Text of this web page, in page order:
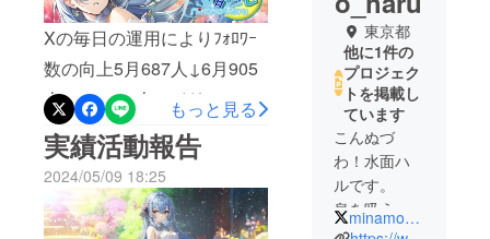
Xの毎日の運用によりﾌｫﾛﾜｰ
数の向上5月687人↓6月905
人 （+218人）イリアム毎
日配信によりﾌｫﾛﾜｰ数の向上
5月508人↓6月532人
（+24人）TiK ToKの毎日投
稿によりﾌｫﾛﾜｰ数の向上5月
もっと見る
実績活動報告
2024/05/09 18:25
東京都
他に1件の
プロジェク
トを掲載し
ています
こんぬづ
わ！水面ハ
ルです。
息を吸うだ
けで面白い
minamo_haru11